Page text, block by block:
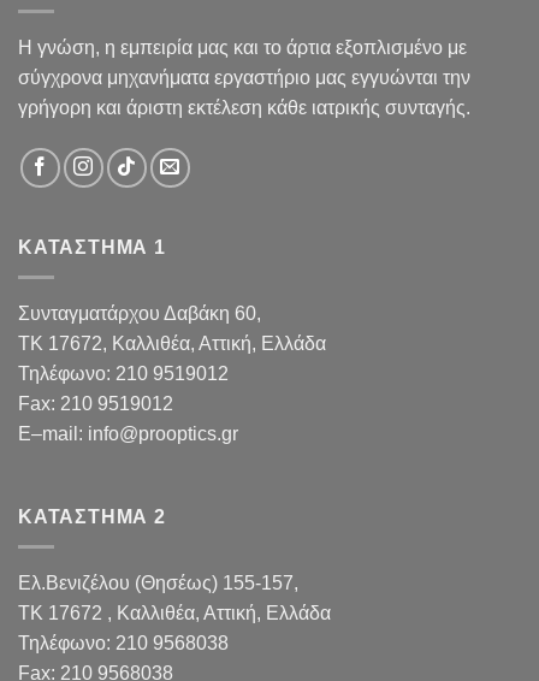
Η γνώση, η εμπειρία μας και το άρτια εξοπλισμένο με
σύγχρονα μηχανήματα εργαστήριο μας εγγυώνται την
γρήγορη και άριστη εκτέλεση κάθε ιατρικής συνταγής.
ΚΑΤΑΣΤΗΜΑ 1
Συνταγματάρχου Δαβάκη 60,
TK 17672, Καλλιθέα, Αττική, Ελλάδα
Τηλέφωνο: 210 9519012
Fax: 210 9519012
E–mail : info@prooptics.gr
ΚΑΤΑΣΤΗΜΑ 2
Ελ.Βενιζέλου (Θησέως) 155-157,
TK 17672 , Καλλιθέα, Αττική, Ελλάδα
Τηλέφωνο: 210 9568038
Fax: 210 9568038